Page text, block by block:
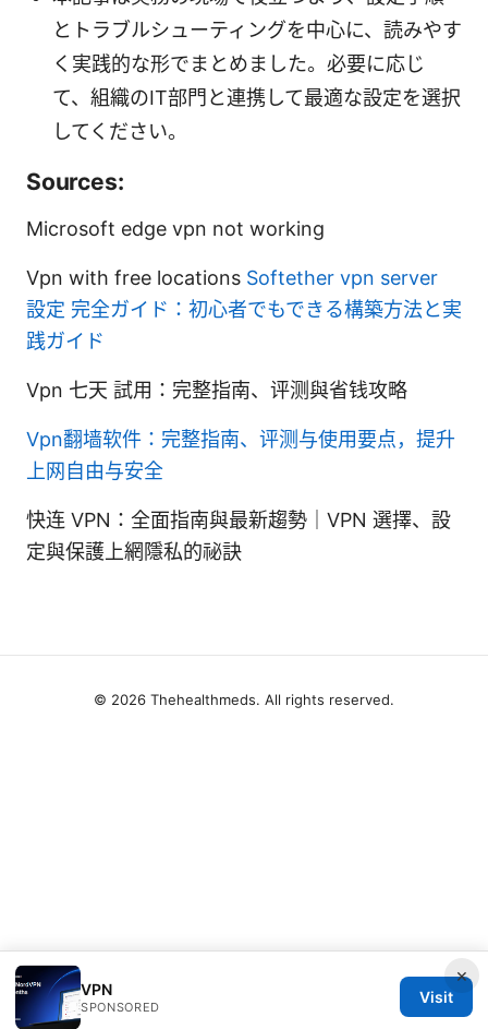
とトラブルシューティングを中心に、読みやす
く実践的な形でまとめました。必要に応じ
て、組織のIT部門と連携して最適な設定を選択
してください。
Sources:
Microsoft edge vpn not working
Vpn with free locations Softether vpn server
設定 完全ガイド：初心者でもできる構築方法と実
践ガイド
Vpn 七天 試用：完整指南、评测與省钱攻略
Vpn翻墙软件：完整指南、评测与使用要点，提升
上网自由与安全
快连 VPN：全面指南與最新趨勢｜VPN 選擇、設
定與保護上網隱私的祕訣
×
VPN
SPONSORED
Visit
© 2026 Thehealthmeds. All rights reserved.